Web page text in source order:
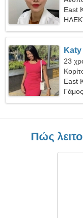
East
Katy
23
East
Γάμος
Πώς